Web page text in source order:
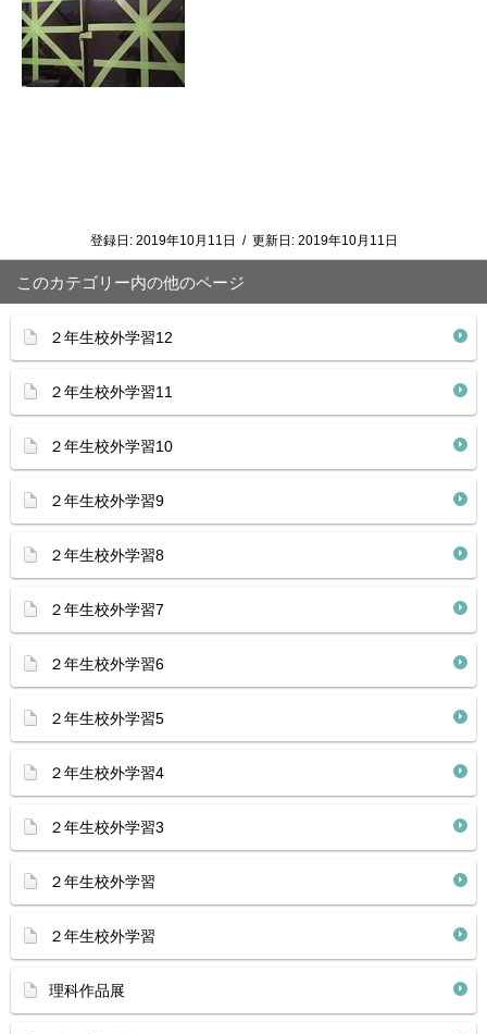
登録日: 2019年10月11日 / 更新日: 2019年10月11日
このカテゴリー内の他のページ
２年生校外学習12
２年生校外学習11
２年生校外学習10
２年生校外学習9
２年生校外学習8
２年生校外学習7
２年生校外学習6
２年生校外学習5
２年生校外学習4
２年生校外学習3
２年生校外学習
２年生校外学習
理科作品展